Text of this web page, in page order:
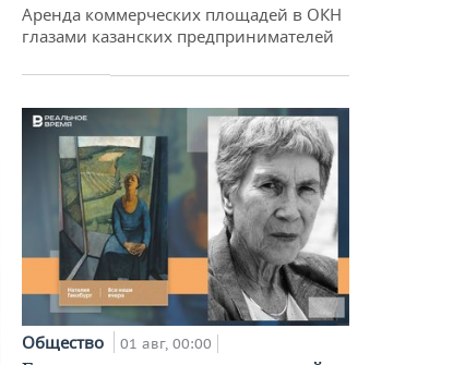
Аренда коммерческих площадей в ОКН
глазами казанских предпринимателей
Общество 01 авг, 00:00